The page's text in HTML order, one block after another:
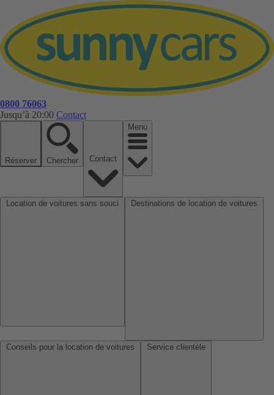
0800 76063
Jusqu’à 20:00 Contact
Réserver Chercher
Menu